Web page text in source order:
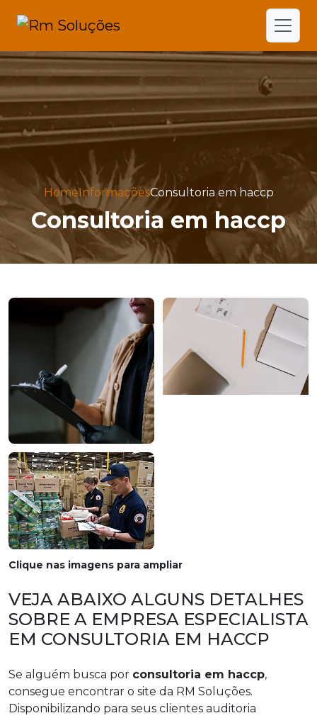
HomeInformaçõesConsultoria em haccp
Consultoria em haccp
Clique nas imagens para ampliar
VEJA ABAIXO ALGUNS DETALHES
SOBRE A EMPRESA ESPECIALISTA
EM CONSULTORIA EM HACCP
Se alguém busca por consultoria em haccp,
consegue encontrar o site da RM Soluções.
Disponibilizando para seus clientes auditoria